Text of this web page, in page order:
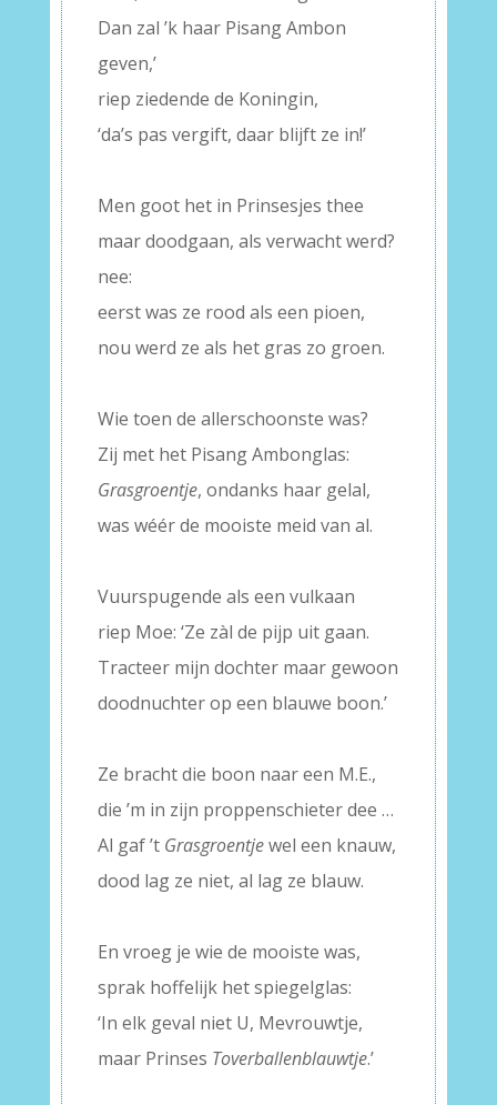
Dan zal ’k haar Pisang Ambon
geven,’
riep ziedende de Koningin,
‘da’s pas vergift, daar blijft ze in!’
Men goot het in Prinsesjes thee
maar doodgaan, als verwacht werd?
nee:
eerst was ze rood als een pioen,
nou werd ze als het gras zo groen.
Wie toen de allerschoonste was?
Zij met het Pisang Ambonglas:
Grasgroentje, ondanks haar gelal,
was wéér de mooiste meid van al.
Vuurspugende als een vulkaan
riep Moe: ‘Ze zàl de pijp uit gaan.
Tracteer mijn dochter maar gewoon
doodnuchter op een blauwe boon.’
Ze bracht die boon naar een M.E.,
die ’m in zijn proppenschieter dee …
Al gaf ’t Grasgroentjewel een knauw,
dood lag ze niet, al lag ze blauw.
En vroeg je wie de mooiste was,
sprak hoffelijk het spiegelglas:
‘In elk geval niet U, Mevrouwtje,
maar Prinses Toverballenblauwtje.’